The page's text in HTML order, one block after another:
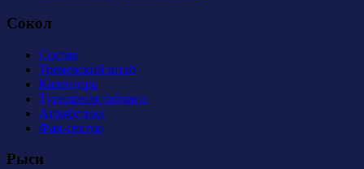
Сокол
Состав
Тренерский штаб
Календарь
Турнирная таблица
Атрибутика
Фан-сектор
Рыси